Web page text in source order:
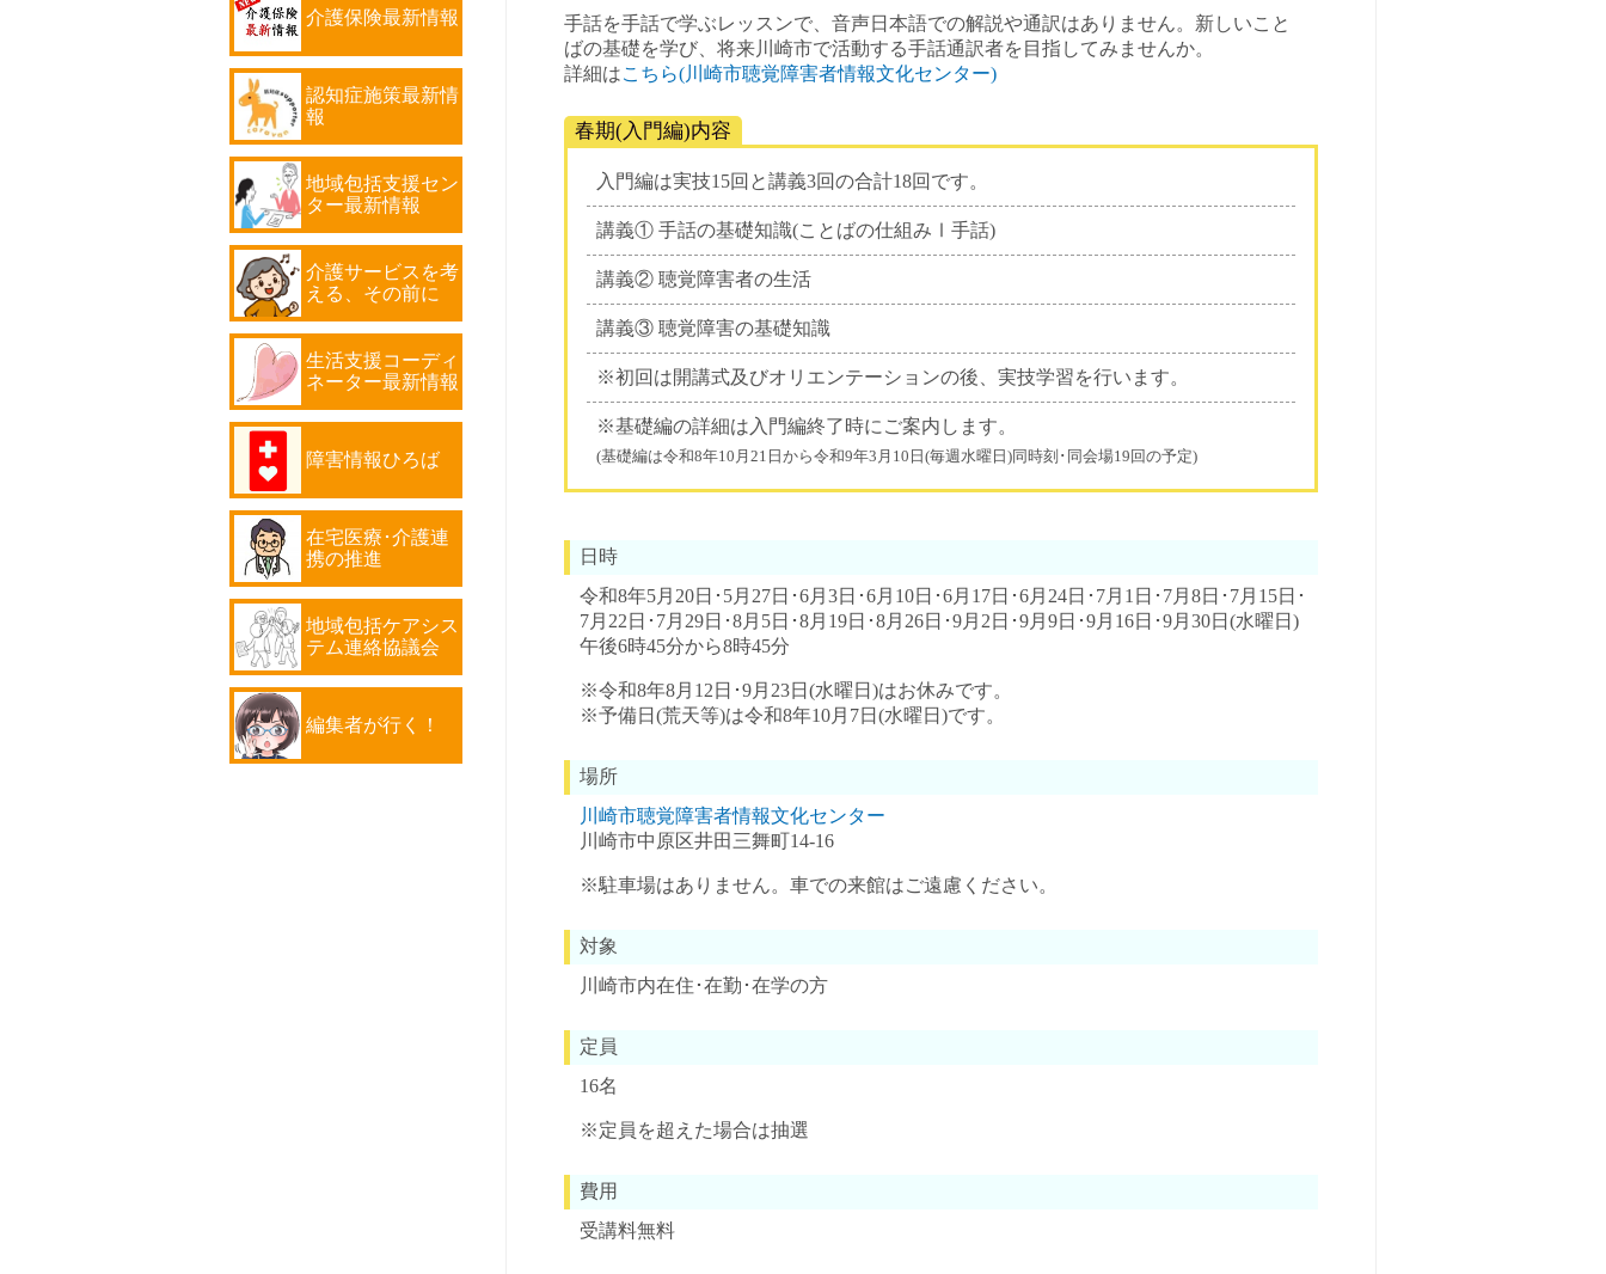
介護保険最新情報
認知症施策最新情
報
地域包括支援セン
ター最新情報
介護サービスを考
える、その前に
生活支援コーディ
ネーター最新情報
障害情報ひろば
在宅医療･介護連
携の推進
地域包括ケアシス
テム連絡協議会
編集者が行く！
手話を手話で学ぶレッスンで、音声日本語での解説や通訳はありません。新しいこと
ばの基礎を学び、将来川崎市で活動する手話通訳者を目指してみませんか。
詳細はこちら(川崎市聴覚障害者情報文化センター)
春期(入門編)内容
入門編は実技15回と講義3回の合計18回です。
講義① 手話の基礎知識(ことばの仕組みⅠ手話)
講義② 聴覚障害者の生活
講義③ 聴覚障害の基礎知識
※初回は開講式及びオリエンテーションの後、実技学習を行います。
※基礎編の詳細は入門編終了時にご案内します。
(基礎編は令和8年10月21日から令和9年3月10日(毎週水曜日)同時刻･同会場19回の予定)
日時
令和8年5月20日･5月27日･6月3日･6月10日･6月17日･6月24日･7月1日･7月8日･7月15日･
7月22日･7月29日･8月5日･8月19日･8月26日･9月2日･9月9日･9月16日･9月30日(水曜日)
午後6時45分から8時45分
※令和8年8月12日･9月23日(水曜日)はお休みです。
※予備日(荒天等)は令和8年10月7日(水曜日)です。
場所
川崎市聴覚障害者情報文化センター
川崎市中原区井田三舞町14‐16
※駐車場はありません。車での来館はご遠慮ください。
対象
川崎市内在住･在勤･在学の方
定員
16名
※定員を超えた場合は抽選
費用
受講料無料